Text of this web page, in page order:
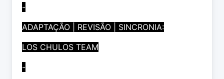
-
ADAPTAÇÃO | REVISÃO | SINCRONIA:
LOS CHULOS TEAM
-